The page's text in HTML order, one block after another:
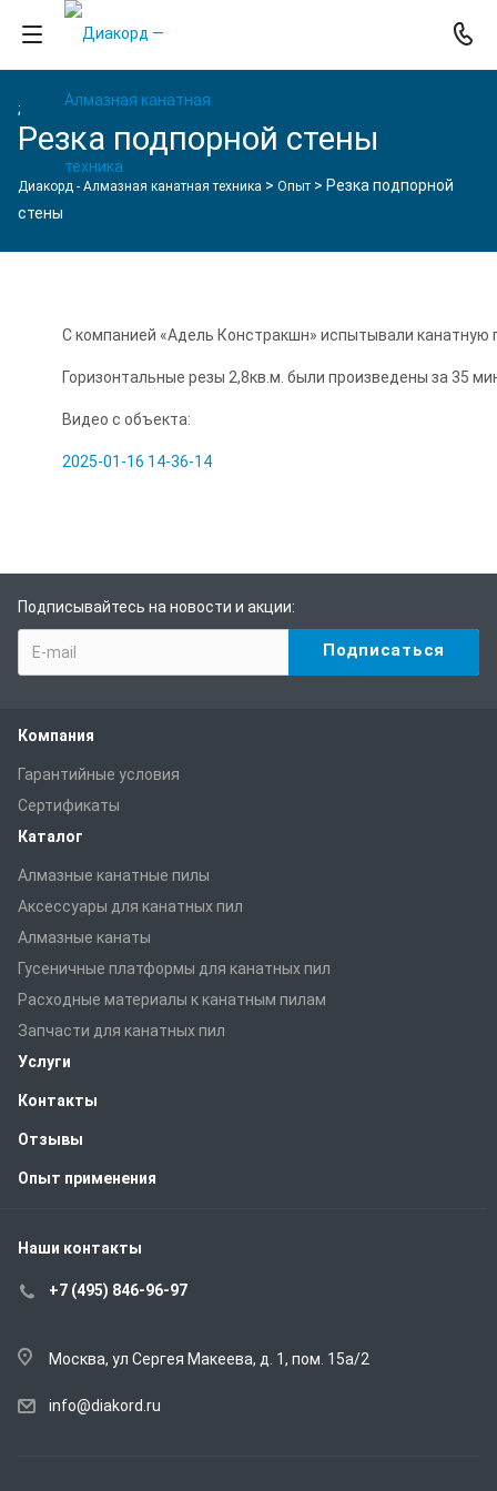
;
Резка подпорной стены
Диакорд - Алмазная канатная техника > Опыт > Резка подпорной
стены
С компанией «Адель Констракшн» испытывали
Горизонтальные резы 2,8кв.м. были произведены за 35
Видео с объекта:
2025-01-16 14-36-14
Подписывайтесь на новости и акции:
Компания
Гарантийные условия
Сертификаты
Каталог
Алмазные канатные пилы
Аксессуары для канатных пил
Алмазные канаты
Гусеничные платформы для канатных пил
Расходные материалы к канатным пилам
Запчасти для канатных пил
Услуги
Контакты
Отзывы
Опыт применения
Наши контакты
+7 (495) 846-96-97
Москва, ул Сергея Макеева, д. 1, пом. 15а/2
info@diakord.ru